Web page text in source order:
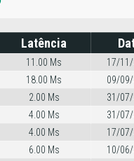
Latência
11.00 Ms 17/
18.00 Ms 09/
2.00 Ms 31/
4.00 Ms 31/
4.00 Ms 17/
6.00 Ms 10/